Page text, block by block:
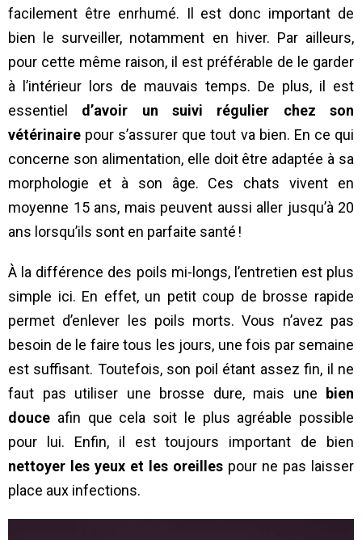
facilement être enrhumé. Il est donc important de
bien le surveiller, notamment en hiver. Par ailleurs,
pour cette même raison, il est préférable de le garder
à l’intérieur lors de mauvais temps. De plus, il est
essentiel d’avoir un suivi régulier chez son
vétérinaire pour s’assurer que tout va bien. En ce qui
concerne son alimentation, elle doit être adaptée à sa
morphologie et à son âge. Ces chats vivent en
moyenne 15 ans, mais peuvent aussi aller jusqu’à 20
ans lorsqu’ils sont en parfaite santé !
À la différence des poils mi-longs, l’entretien est plus
simple ici. En effet, un petit coup de brosse rapide
permet d’enlever les poils morts. Vous n’avez pas
besoin de le faire tous les jours, une fois par semaine
est suffisant. Toutefois, son poil étant assez fin, il ne
faut pas utiliser une brosse dure, mais une
bien
douce afin que cela soit le plus agréable possible
pour lui. Enfin, il est toujours important de bien
nettoyer les yeux et les oreilles pour ne pas laisser
place aux infections.